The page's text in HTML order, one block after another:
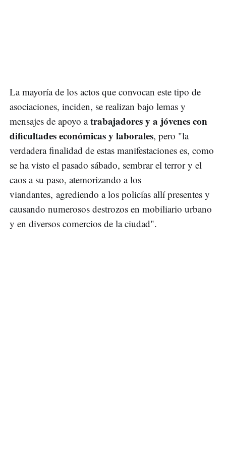
La mayoría de los actos que convocan este tipo de
asociaciones, inciden, se realizan bajo lemas y
mensajes de apoyo atrabajadores y a jóvenes con
dificultades económicas y laborales, pero "la
verdadera finalidad de estas manifestaciones es, como
se ha visto el pasado sábado, sembrar el terror y el
caos a su paso, atemorizando a los
viandantes, agrediendo a los policías allí presentes y
causando numerosos destrozos en mobiliario urbano
y en diversos comercios de la ciudad".